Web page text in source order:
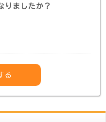
りましたか？